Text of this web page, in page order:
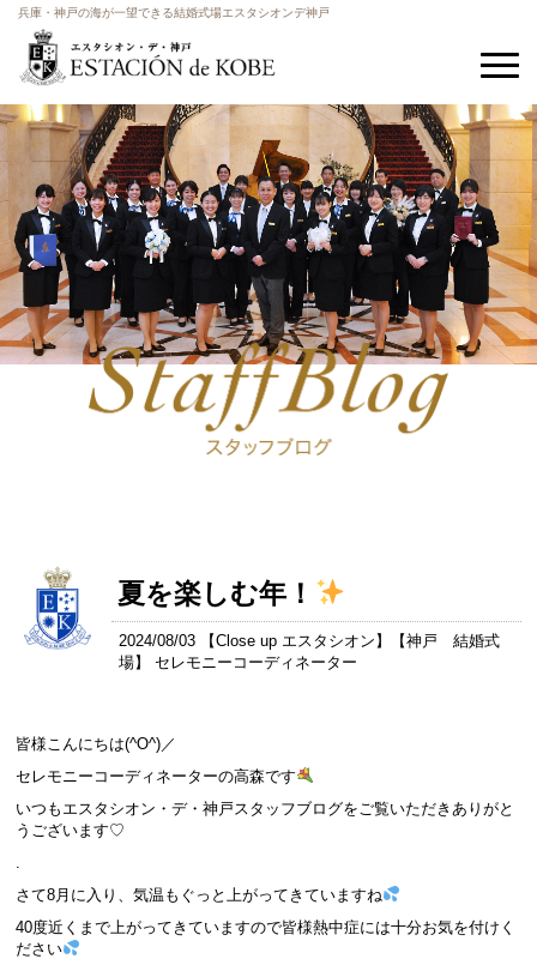
兵庫・神戸の海が一望できる結婚式場エスタシオンデ神戸
夏を楽しむ年！
2024/08/03 【Close up エスタシオン 】【神戸 結婚式
場】 セレモニーコーディネーター
皆様こんにちは(^O^)／
セレモニーコーディネーターの高森です
いつもエスタシオン・デ・神戸スタッフブログをご覧いただきありがと
うございます♡
.
さて8月に入り、気温もぐっと上がってきていますね
40度近くまで上がってきていますので皆様熱中症には十分お気を付けく
ださい